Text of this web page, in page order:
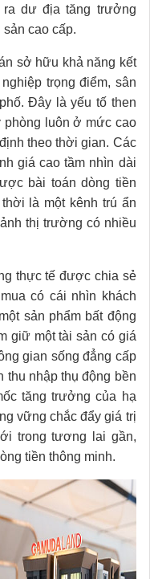
ra dư địa tăng trưởng
cao cấp.
sở hữu khả năng kết
trọng điểm, sân
Đây là yếu tố then
phòng luôn ở mức cao
theo thời gian. Các
giá cao tầm nhìn dài
bài toán dòng tiền
là một kênh trú ẩn
thị trường có nhiều
thực tế được chia sẻ
có cái nhìn khách
sản phẩm bất động
giữ một tài sản có giá
gian sống đẳng cấp
thu nhập thụ động bền
tăng trưởng của hạ
vững chắc đẩy giá trị
trong tương lai gần,
tiền thông minh.